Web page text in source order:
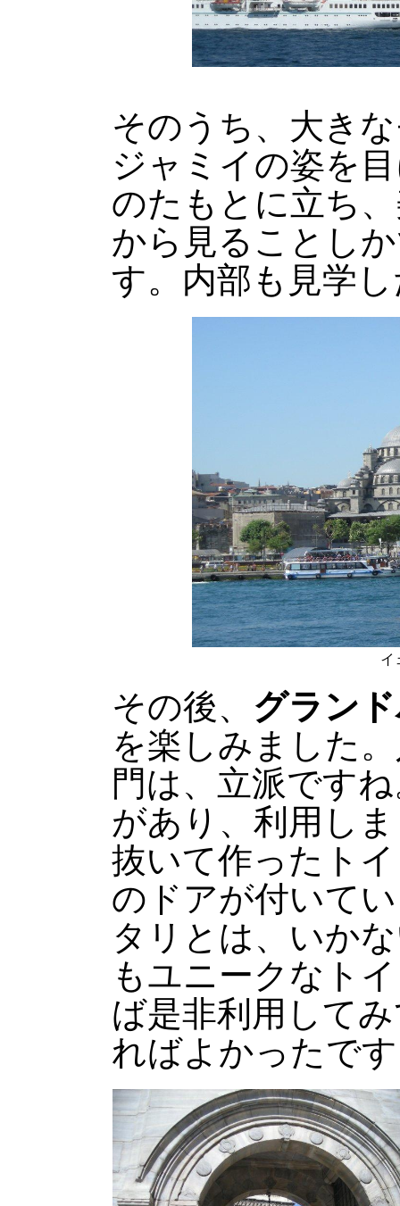
そのうち、大き
ジャミイの姿を
のたもとに立ち
から見ることし
す。内部も見学
イ
その後、 グラン
を楽しみました
門は、立派です
があり、利用し
抜いて作ったト
のドアが付いて
タリとは、いか
もユニークなト
ば是非利用して
ればよかったで